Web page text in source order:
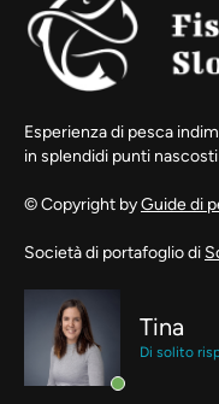
Esperienza di pesca
in splendidi punti
© Copyright byGuide di
Società di portafoglio di
Tina
Di solito